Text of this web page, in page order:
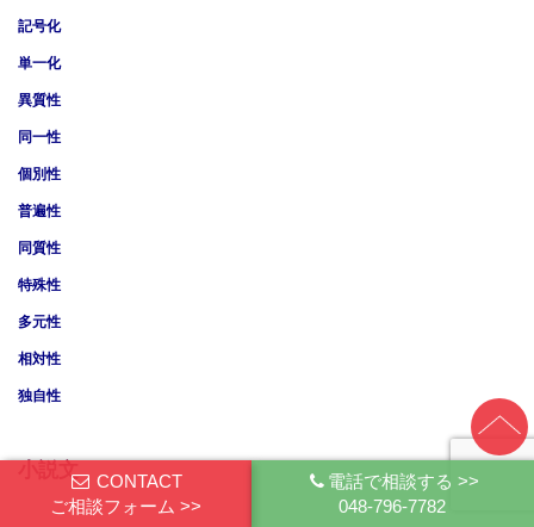
CONTACT
ご相談フォーム >>
電話で相談する >>
048-796-7782
記号化
単一化
異質性
同一性
個別性
普遍性
同質性
特殊性
多元性
相対性
独自性
小説文